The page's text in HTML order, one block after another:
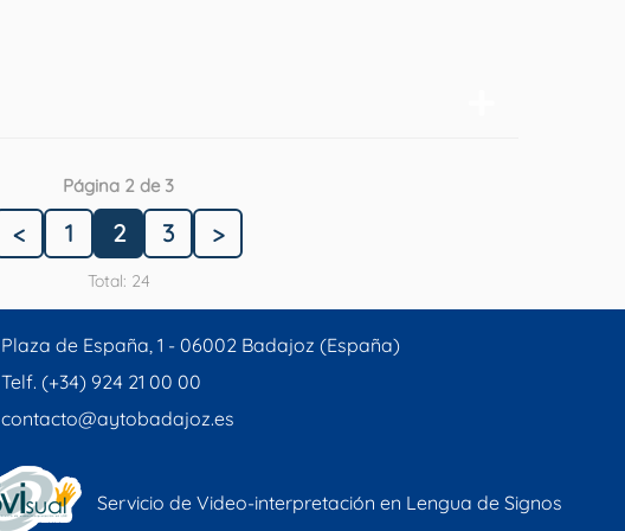
Página 2 de 3
< 1 2 3 >
Total: 24
Plaza de España, 1 - 06002 Badajoz (España)
Telf. (+34) 924 21 00 00
contacto@aytobadajoz.es
Servicio de Video-interpretación en Lengua de Signos